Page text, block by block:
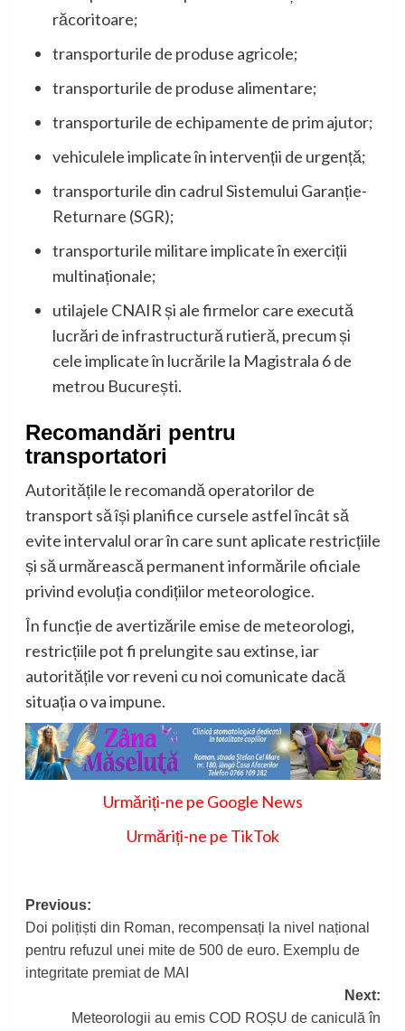
răcoritoare;
transporturile de produse agricole;
transporturile de produse alimentare;
transporturile de echipamente de prim ajutor;
vehiculele implicate în intervenții de urgență;
transporturile din cadrul Sistemului Garanție-
Returnare (SGR);
transporturile militare implicate în exerciții
multinaționale;
utilajele CNAIR și ale firmelor care execută
lucrări de infrastructură rutieră, precum și
cele implicate în lucrările la Magistrala 6 de
metrou București.
Recomandări pentru
transportatori
Autoritățile le recomandă operatorilor de
transport să își planifice cursele astfel încât să
evite intervalul orar în care sunt aplicate restricțiile
și să urmărească permanent informările oficiale
privind evoluția condițiilor meteorologice.
În funcție de avertizările emise de meteorologi,
restricțiile pot fi prelungite sau extinse, iar
autoritățile vor reveni cu noi comunicate dacă
situația o va impune.
Urmăriți-ne pe Google News
Urmăriți-ne pe TikTok
Post
navigation
Previous:
Doi polițiști din Roman, recompensați la nivel național
pentru refuzul unei mite de 500 de euro. Exemplu de
integritate premiat de MAI
Next:
Meteorologii au emis COD ROȘU de caniculă în